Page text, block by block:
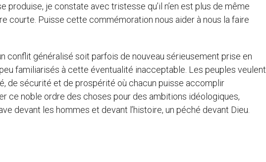
produise, je constate avec tristesse qu’il n’en est plus de même
courte. Puisse cette commémoration nous aider à nous la faire
conflit généralisé soit parfois de nouveau sérieusement prise en
familiarisés à cette éventualité inacceptable. Les peuples veulent
de sécurité et de prospérité où chacun puisse accomplir
ce noble ordre des choses pour des ambitions idéologiques,
devant les hommes et devant l’histoire, un péché devant Dieu.